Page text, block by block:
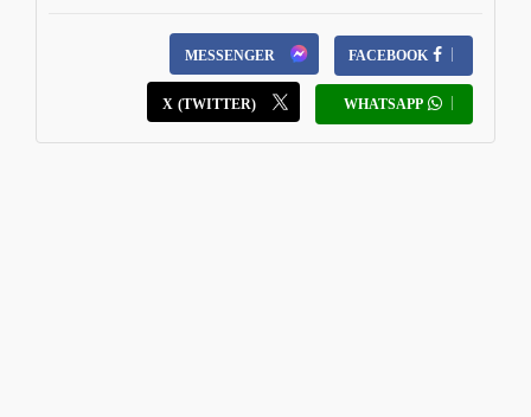
FACEBOOK
MESSENGER
WHATSAPP
X (TWITTER)